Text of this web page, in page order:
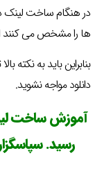
در هنگام ساخت لینک
ها را مشخص می کنند
بنابراین باید به نکته
دانلود مواجه نشوید.
آموزش ساخت
رسید.